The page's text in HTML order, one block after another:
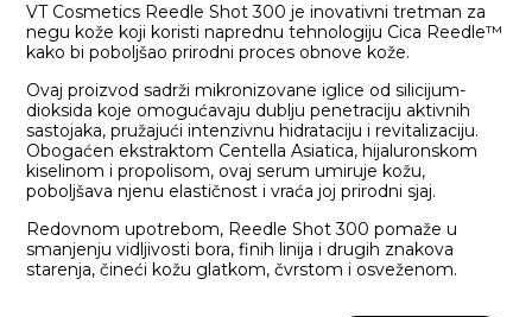
VT Cosmetics Reedle Shot 300 je inovativni tretman za
negu kože koji koristi naprednu tehnologiju Cica Reedle™
kako bi poboljšao prirodni proces obnove kože.
Ovaj proizvod sadrži mikronizovane iglice od silicijum-
dioksida koje omogućavaju dublju penetraciju aktivnih
sastojaka, pružajući intenzivnu hidrataciju i revitalizaciju.
Obogaćen ekstraktom Centella Asiatica, hijaluronskom
kiselinom i propolisom, ovaj serum umiruje kožu,
poboljšava njenu elastičnost i vraća joj prirodni sjaj.
Redovnom upotrebom, Reedle Shot 300 pomaže u
smanjenju vidljivosti bora, finih linija i drugih znakova
starenja, čineći kožu glatkom, čvrstom i osveženom.